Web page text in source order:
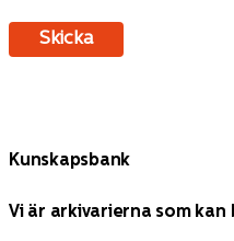
Kunskapsbank
Vi är arkivarierna som